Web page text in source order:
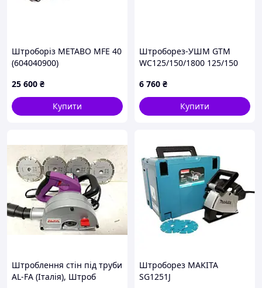
Штроборіз METABO MFE 40
(604040900)
25 600 ₴
Купити
Штроборез-УШМ GTM
WC125/150/1800 125/150
6 760 ₴
Купити
Штроблення стін під труби
AL-FA (Італія), Штроб
Штроборез MAKITA
SG1251J